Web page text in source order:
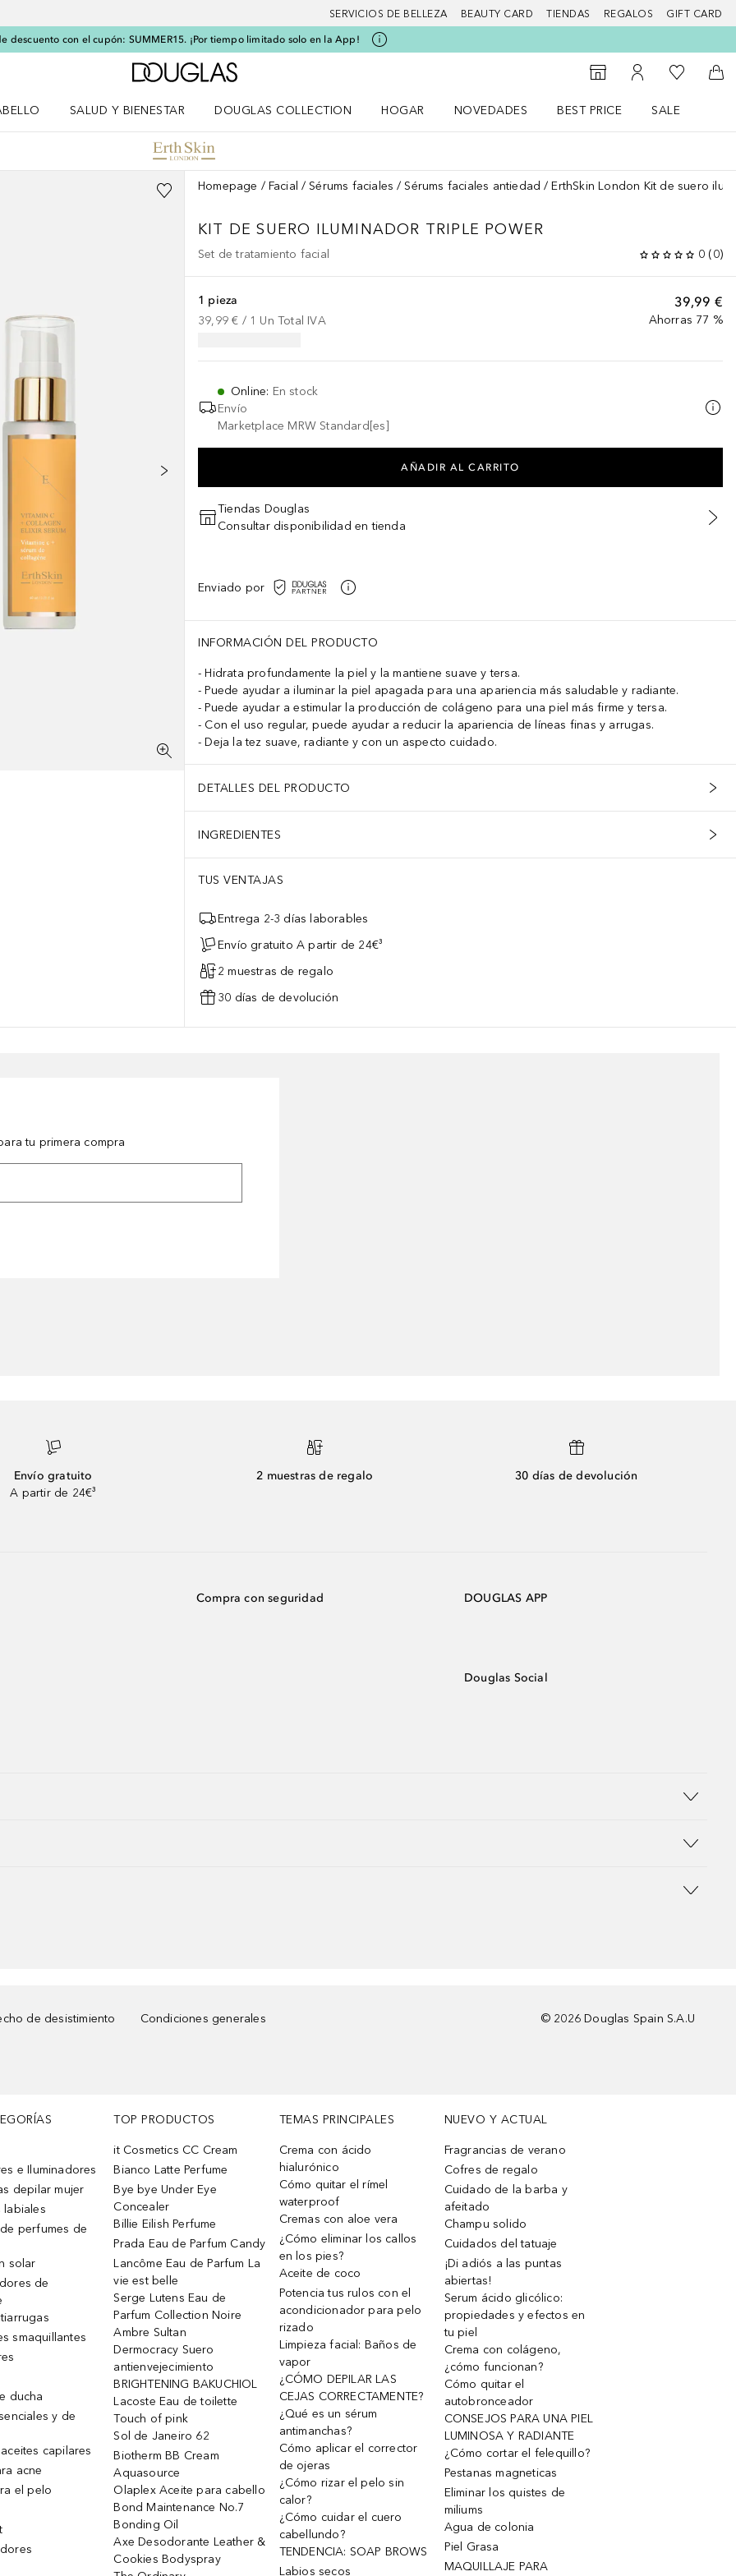
SERVICIOS DE BELLEZA BEAUTY CARD TIENDAS REGALOS GIFT CARD
descuento con el cupón: SUMMER15. ¡Por tiempo limitado solo en la App!
A Douglas Home
Al Storefinder
Mi cuenta
Mi lista de
A
SALUD Y BIENESTAR
DOUGLAS COLLECTION
HOGAR
NOVEDADES
BEST PRICE
SALE
Homepage Facial Sérums faciales Sérums faciales antiedad ErthSkin London Kit de suero
KIT DE SUERO ILUMINADOR TRIPLE POWER
Set de tratamiento facial 0 (0)
39,99 €
Ahorras 77 %
1 pieza
39,99 € / 1 Un Total IVA
Online: En stock
Envío
Marketplace MRW Standard[es]
AÑADIR AL CARRITO
Tiendas Douglas
Consultar disponibilidad en tienda
Enviado por
INFORMACIÓN DEL PRODUCTO
Hidrata profundamente la piel y la mantiene suave y tersa.
Puede ayudar a iluminar la piel apagada para una apariencia más saludable y radiante.
Puede ayudar a estimular la producción de colágeno para una piel más firme y tersa.
Con el uso regular, puede ayudar a reducir la apariencia de líneas finas y arrugas.
Deja la tez suave, radiante y con un aspecto cuidado.
DETALLES DEL PRODUCTO
INGREDIENTES
Saccharomyces Iron Ferment, Saccharomyces Copper Ferment, Saccharomyces Silicon Ferment, Saccharomyces
TUS VENTAJAS
Entrega 2-3 días laborables
Envío gratuito A partir de 24€³
2 muestras de regalo
30 días de devolución
tu primera compra
Envío gratuito
A partir de 24€³
2 muestras de regalo 30 días de devolución
Compra con seguridad DOUGLAS APP
Douglas Social
de desistimiento
Condiciones generales
© 2026 Douglas Spain S.A.U
e Iluminadores
depilar mujer
labiales
perfumes de
solar
de
smaquillantes
ducha
y de
capilares
acne
el pelo
TOP PRODUCTOS
it Cosmetics CC Cream
Bianco Latte Perfume
Bye bye Under Eye
Concealer
Billie Eilish Perfume
Prada Eau de Parfum Candy
Lancôme Eau de Parfum La
vie est belle
Serge Lutens Eau de
Parfum Collection Noire
Ambre Sultan
Dermocracy Suero
antienvejecimiento
BRIGHTENING BAKUCHIOL
Lacoste Eau de toilette
Touch of pink
Sol de Janeiro 62
Biotherm BB Cream
Aquasource
Olaplex Aceite para cabello
Bond Maintenance No.7
Bonding Oil
Axe Desodorante Leather &
Cookies Bodyspray
TEMAS PRINCIPALES
Crema con ácido
hialurónico
Cómo quitar el rímel
waterproof
Cremas con aloe vera
¿Cómo eliminar los callos
en los pies?
Aceite de coco
Potencia tus rulos con el
acondicionador para pelo
rizado
Limpieza facial: Baños de
vapor
¿CÓMO DEPILAR LAS
CEJAS CORRECTAMENTE?
¿Qué es un sérum
antimanchas?
Cómo aplicar el corrector
de ojeras
¿Cómo rizar el pelo sin
calor?
¿Cómo cuidar el cuero
cabellundo?
TENDENCIA: SOAP BROWS
Labios secos
NUEVO Y ACTUAL
Fragrancias de verano
Cofres de regalo
Cuidado de la barba y
afeitado
Champu solido
Cuidados del tatuaje
¡Di adiós a las puntas
abiertas!
Serum ácido glicólico:
propiedades y efectos en
tu piel
Crema con colágeno,
¿cómo funcionan?
Cómo quitar el
autobronceador
CONSEJOS PARA UNA PIEL
LUMINOSA Y RADIANTE
¿Cómo cortar el felequillo?
Pestanas magneticas
Eliminar los quistes de
miliums
Agua de colonia
Piel Grasa
MAQUILLAJE PARA